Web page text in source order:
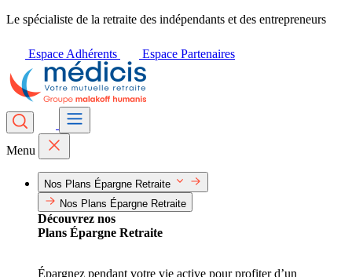
Le spécialiste de la retraite des indépendants et des entrepreneurs
Espace Adhérents Espace Partenaires
Menu
Nos Plans Épargne Retraite
Nos Plans Épargne Retraite
Découvrez nos
Plans Épargne Retraite
Épargnez pendant votre vie active pour profiter d’un